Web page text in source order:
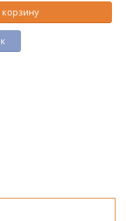
корзину